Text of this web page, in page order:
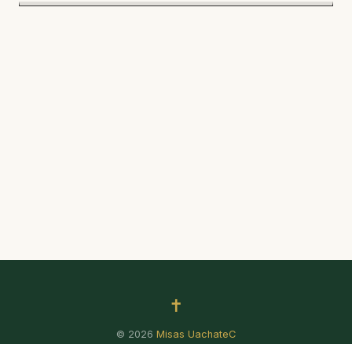
✝
© 2026 Misas UachateC